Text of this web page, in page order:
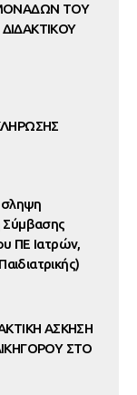
ΤΟΥ
ΠΕ Ιατρών,
ΑΣΚΗΣΗ
ΣΤΟ